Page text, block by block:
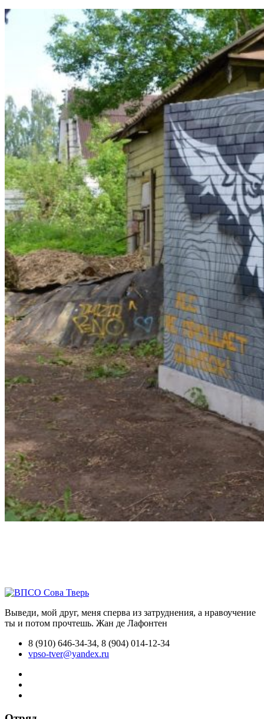
Выведи, мой друг, меня сперва из затруднения, а нравоучение
ты и потом прочтешь. Жан де Лафонтен
8 (910) 646-34-34, 8 (904) 014-12-34
vpso-tver@yandex.ru